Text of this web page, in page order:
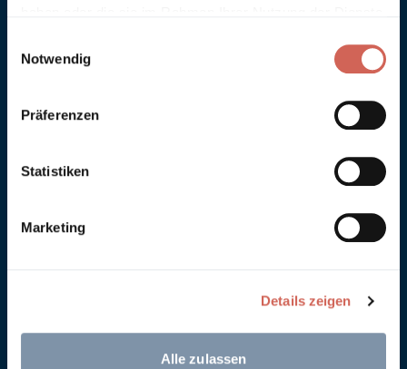
Notwendig
Präferenzen
Statistiken
Marketing
Details zeigen
Alle zulassen
Anna von Mangoldt GmbH & Co. KG
Speckgraben 19
+49 5274 3062200
Kontakt
Händler finden